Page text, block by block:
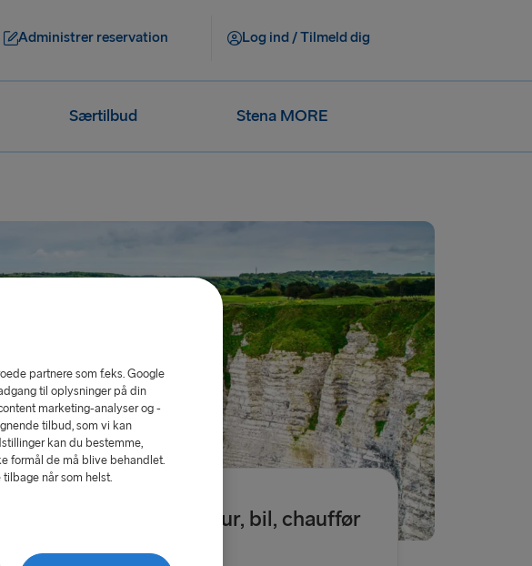
Administrer reservation Log ind / Tilmeld dig
Særtilbud Stena MORE
Fra 2902 kr. enkelt tur, bil, chauffør
og sæde
partnere som f.eks. Google
til oplysninger på din
marketing-analyser og -
tilbud, som vi kan
kan du bestemme,
formål de må blive behandlet.
når som helst.